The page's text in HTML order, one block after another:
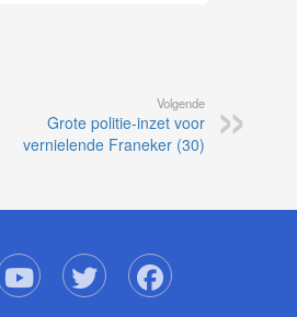
Volgende
Grote politie-inzet voor
vernielende Franeker (30)